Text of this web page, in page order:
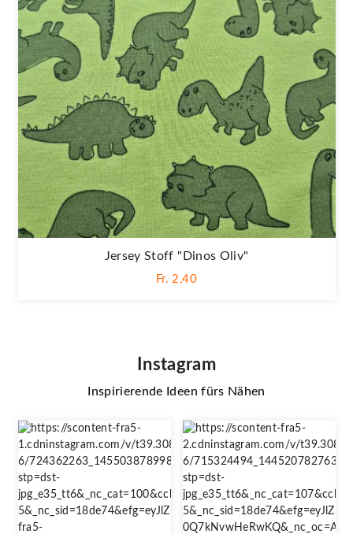
Jersey Stoff "Dinos Oliv"
Fr. 2,40
Instagram
Inspirierende Ideen fürs Nähen